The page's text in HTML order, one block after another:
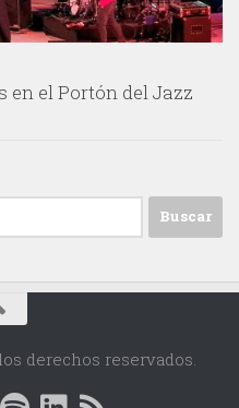
en el Portón del Jazz
derechos reservados.